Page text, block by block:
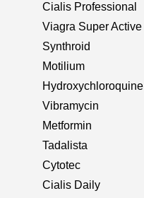
Cialis Professional
Viagra Super Active
Synthroid
Motilium
Hydroxychloroquine
Vibramycin
Metformin
Tadalista
Cytotec
Cialis Daily